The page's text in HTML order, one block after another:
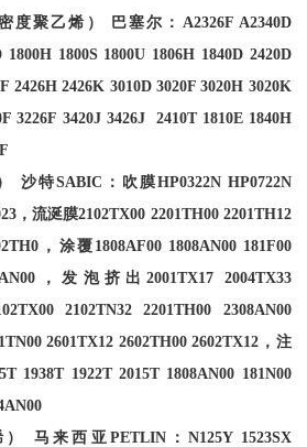
度聚乙烯） 巴塞尔： A2326F A2340D
1800H 1800S 1800U 1806H 1840D 2420D
2426H 2426K 3010D 3020F 3020H 3020K
3226F 3420J 3426J 2410T 1810E 1840H
沙特SABIC ：吹膜HP0322N HP0722N
，流涎膜2102TX00 2201TH00 2201TH12
，涂覆 1808AF00 1808AN00 181F00
，发泡挤出2001TX17 2004TX33
2102TN32 2201TH00 2308AN00
2601TX12 2602TH00 2602TX12 ，注
1938T 1922T 2015T 1808AN00 181N00
） 马来西亚 PETLIN：N125Y 1523SX